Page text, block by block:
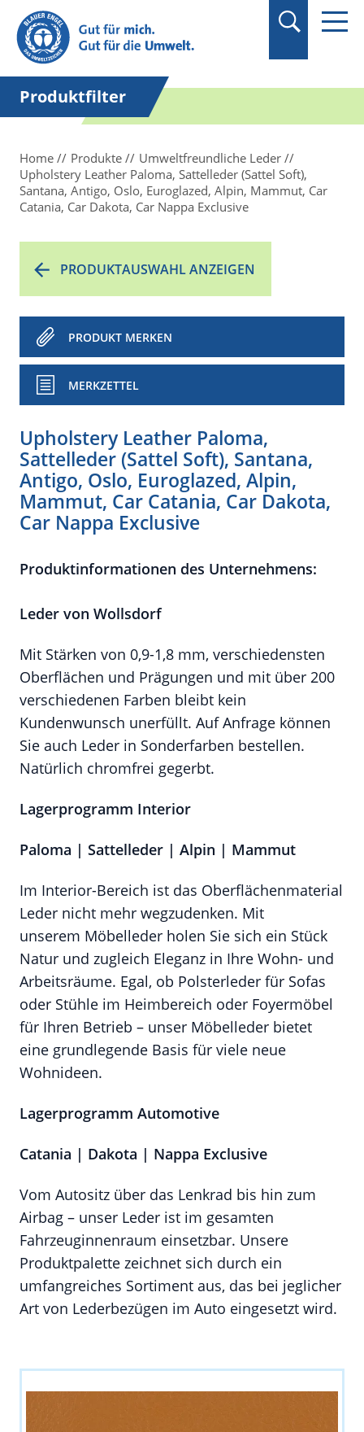
Suchbegriff in
Anführungszeichen
setzen.
Produktfilter
Home Produkte
Umweltfreundliche Leder
Upholstery Leather Paloma, Sattelleder (Sattel Soft),
Santana, Antigo, Oslo, Euroglazed, Alpin, Mammut, Car
Catania, Car Dakota, Car Nappa Exclusive
PRODUKTAUSWAHL ANZEIGEN
PRODUKT MERKEN
MERKZETTEL
Upholstery Leather Paloma,
Sattelleder (Sattel Soft), Santana,
Antigo, Oslo, Euroglazed, Alpin,
Mammut, Car Catania, Car Dakota,
Car Nappa Exclusive
Produktinformationen des Unternehmens:
Leder von Wollsdorf
Mit Stärken von 0,9-1,8 mm, verschiedensten
Oberflächen und Prägungen und mit über 200
verschiedenen Farben bleibt kein
Kundenwunsch unerfüllt. Auf Anfrage können
Sie auch Leder in Sonderfarben bestellen.
Natürlich chromfrei gegerbt.
Lagerprogramm Interior
Paloma | Sattelleder | Alpin | Mammut
Im Interior-Bereich ist das Oberflächenmaterial
Leder nicht mehr wegzudenken. Mit
unserem Möbelleder holen Sie sich ein Stück
Natur und zugleich Eleganz in Ihre Wohn- und
Arbeitsräume. Egal, ob Polsterleder für Sofas
oder Stühle im Heimbereich oder Foyermöbel
für Ihren Betrieb – unser Möbelleder bietet
eine grundlegende Basis für viele neue
Wohnideen.
Lagerprogramm Automotive
Catania | Dakota | Nappa Exclusive
Vom Autositz über das Lenkrad bis hin zum
Airbag – unser Leder ist im gesamten
Fahrzeuginnenraum einsetzbar. Unsere
Produktpalette zeichnet sich durch ein
umfangreiches Sortiment aus, das bei jeglicher
Art von Lederbezügen im Auto eingesetzt wird.